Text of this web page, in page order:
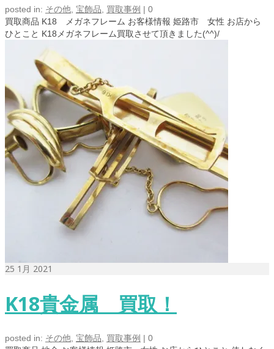
posted in: その他, 宝飾品, 買取事例 | 0
買取商品 K18 メガネフレーム お客様情報 姫路市 女性 お店から
ひとこと K18メガネフレーム買取させて頂きました(^^)/
25 1月 2021
K18貴金属 買取！
posted in: その他, 宝飾品, 買取事例 | 0